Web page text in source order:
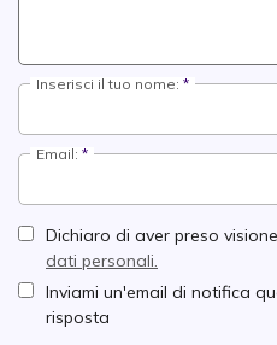
Inserisci il tuo nome:
Email:
Dichiaro di aver preso visione
dati personali.
Inviami un'email di notifica
risposta